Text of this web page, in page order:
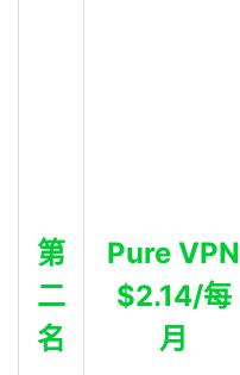
第
二
名
Pure VPN
$2.14/每
月